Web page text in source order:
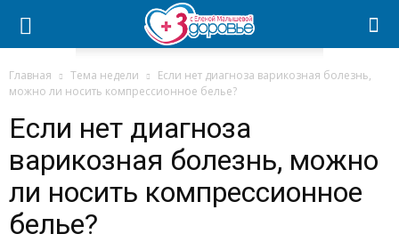
Главная Тема недели
Если нет диагноза варикозная болезнь,
можно ли носить компрессионное белье?
Если нет диагноза
варикозная болезнь, можно
ли носить компрессионное
белье?